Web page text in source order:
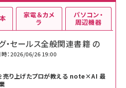
・セールス全般関連書籍 の
：2026/06/26 19:00
売り上げたプロが教える note×AI 最
家電＆カメ
ラ
パソコン・
周辺機器